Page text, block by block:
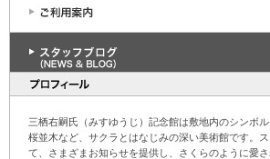
三栖右嗣氏（みすゆうじ）記念館は敷地内のシンボ
桜並木など、サクラとはなじみの深い美術館です。
て、さまざまお知らせを提供し、さくらのように愛